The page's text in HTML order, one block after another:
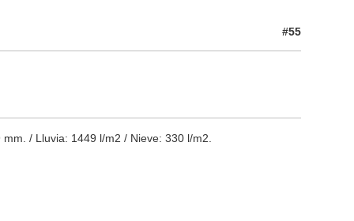
#55
/ Lluvia: 1449 l/m2 / Nieve: 330 l/m2.